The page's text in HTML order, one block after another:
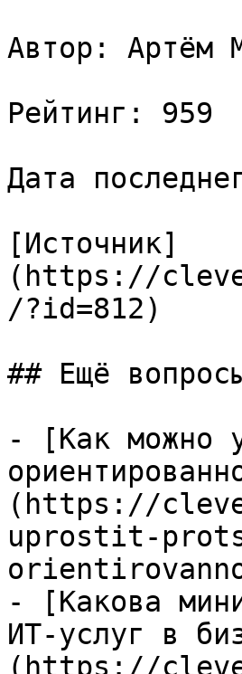
Автор: Артём
Рейтинг: 959
Дата
[Источник]
(https://
/?id=812)
## Ещё
- [Как можно
(https://
uprostit-
- [Какова
ИТ-услуг в
(https://